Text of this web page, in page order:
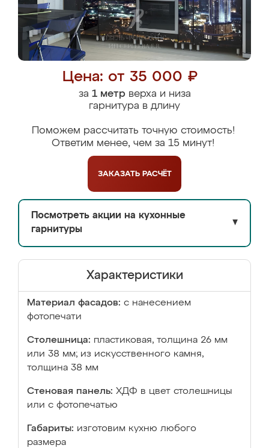
Цена: от 35 000 ₽
за 1 метрверха и низа
гарнитура в длину
Поможем рассчитать точную стоимость!
Ответим менее, чем за 15 минут!
ЗАКАЗАТЬ РАСЧЁТ
Посмотреть акции на кухонные
гарнитуры
▼
Характеристики
Материал фасадов: с нанесением
фотопечати
Столешница: пластиковая, толщина 26 мм
или 38 мм; из искусственного камня,
толщина 38 мм
Стеновая панель: ХДФ в цвет столешницы
или с фотопечатью
Габариты: изготовим кухню любого
размера